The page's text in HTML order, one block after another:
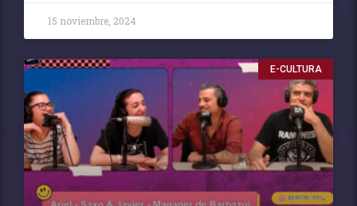
15 noviembre, 2024
E-CULTURA